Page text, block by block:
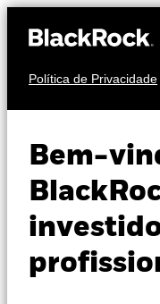
Política de Privacidade
Bem-
Perspectivas
Visão de mercado
Recursos